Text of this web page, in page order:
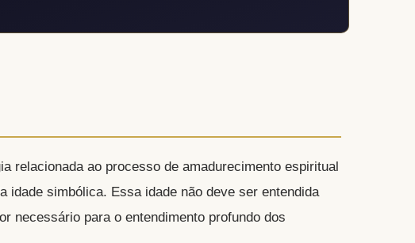
relacionada ao processo de amadurecimento espiritual
idade simbólica. Essa idade não deve ser entendida
necessário para o entendimento profundo dos